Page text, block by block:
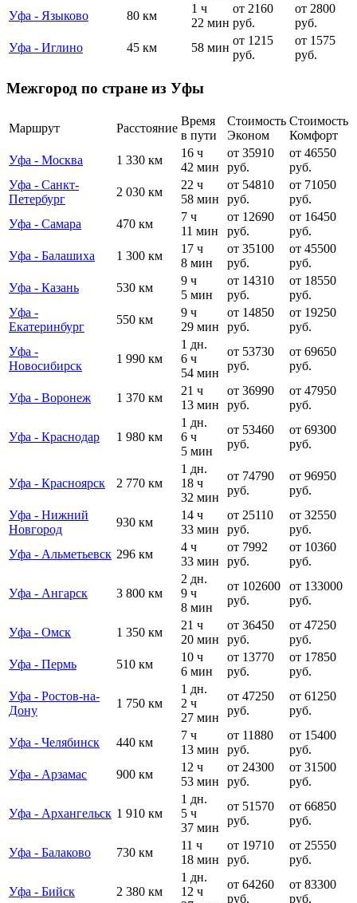
Уфа - Языково
80 км
1 ч
22 мин
от 2160
руб.
от 2800
руб.
Уфа - Иглино
45 км 58 мин
от 1215
руб.
от 1575
руб.
Межгород по стране из Уфы
Маршрут Расстояние
Время
в пути
Стоимость
Эконом
Стоимость
Комфорт
Уфа - Москва
1 330 км
16 ч
42 мин
от 35910
руб.
от 46550
руб.
Уфа - Санкт-
Петербург
2 030 км
22 ч
58 мин
от 54810
руб.
от 71050
руб.
Уфа - Самара
470 км
7 ч
11 мин
от 12690
руб.
от 16450
руб.
Уфа - Балашиха
1 300 км
17 ч
8 мин
от 35100
руб.
от 45500
руб.
Уфа - Казань
530 км
9 ч
5 мин
от 14310
руб.
от 18550
руб.
Уфа -
Екатеринбург
550 км
9 ч
29 мин
от 14850
руб.
от 19250
руб.
Уфа -
Новосибирск
1 990 км
1 дн.
6 ч
54 мин
от 53730
руб.
от 69650
руб.
Уфа - Воронеж 1 370 км
21 ч
13 мин
от 36990
руб.
от 47950
руб.
Уфа - Краснодар 1 980 км
1 дн.
6 ч
5 мин
от 53460
руб.
от 69300
руб.
Уфа - Красноярск 2 770 км
1 дн.
18 ч
32 мин
от 74790
руб.
от 96950
руб.
Уфа - Нижний
Новгород
930 км
14 ч
33 мин
от 25110
руб.
от 32550
руб.
Уфа - Альметьевск 296 км
4 ч
33 мин
от 7992
руб.
от 10360
руб.
Уфа - Ангарск 3 800 км
2 дн.
9 ч
8 мин
от 102600
руб.
от 133000
руб.
Уфа - Омск 1 350 км
21 ч
20 мин
от 36450
руб.
от 47250
руб.
Уфа - Пермь
510 км
10 ч
6 мин
от 13770
руб.
от 17850
руб.
Уфа - Ростов-на-
Дону
1 750 км
1 дн.
2 ч
27 мин
от 47250
руб.
от 61250
руб.
Уфа - Челябинск 440 км
7 ч
13 мин
от 11880
руб.
от 15400
руб.
Уфа - Арзамас
900 км
12 ч
53 мин
от 24300
руб.
от 31500
руб.
Уфа - Архангельск 1 910 км
1 дн.
5 ч
37 мин
от 51570
руб.
от 66850
руб.
Уфа - Балаково 730 км
11 ч
18 мин
от 19710
руб.
от 25550
руб.
Уфа - Бийск 2 380 км
1 дн.
12 ч
от 64260
руб.
от 83300
руб.